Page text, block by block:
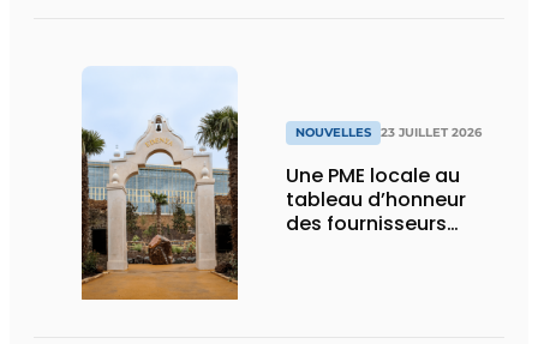
NOUVELLES 23 JUILLET 2026
Une PME locale au
tableau d’honneur
des fournisseurs